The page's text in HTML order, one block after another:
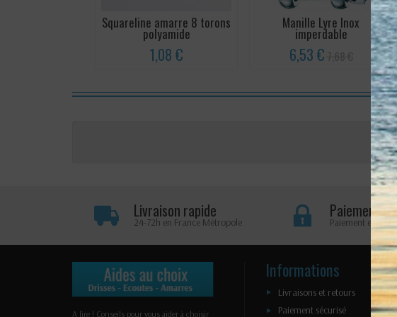
Squareline amarre 8 torons
polyamide
1,08 €
Manille Lyre Inox
imperdable
6,53 €
Livraison rapide
24-72h en France Métropole
Paiement
Paiement en
A lire ! Conseils pour vous aider à choisir
Informations
Livraisons et retours
Paiement sécurisé